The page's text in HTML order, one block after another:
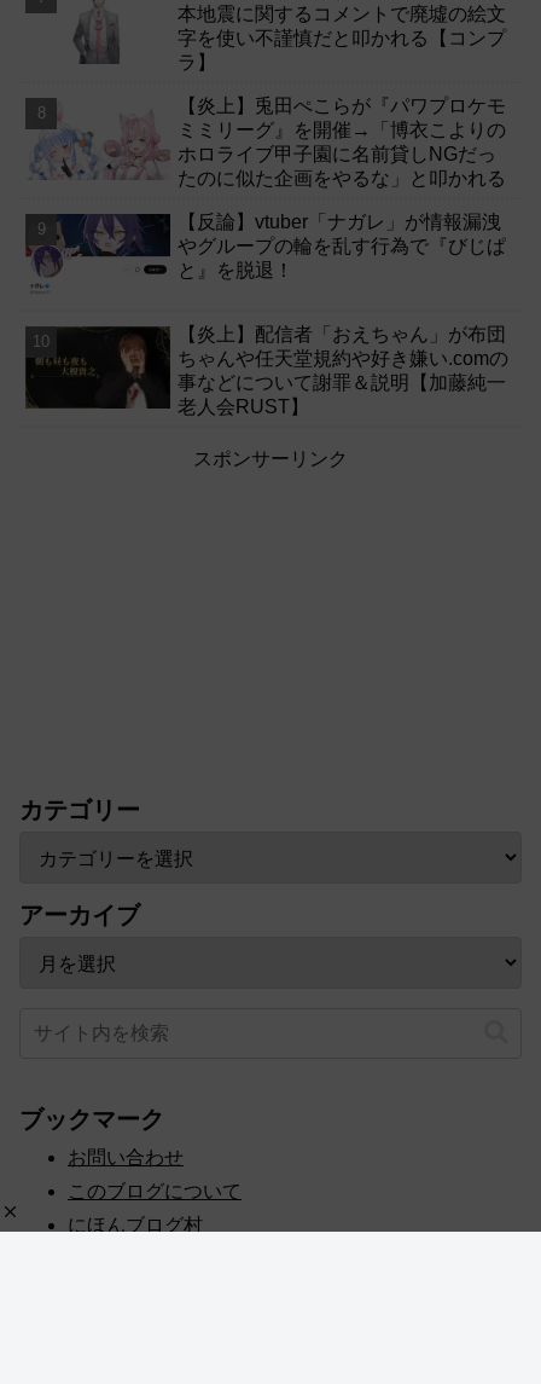
本地震に関するコメントで廃墟の絵文
字を使い不謹慎だと叩かれる【コンプ
ラ】
【炎上】兎田ぺこらが『パワプロケモ
ミミリーグ』を開催→「博衣こよりの
ホロライブ甲子園に名前貸しNGだっ
たのに似た企画をやるな」と叩かれる
【反論】vtuber「ナガレ」が情報漏洩
やグループの輪を乱す行為で『びじぱ
と』を脱退！
【炎上】配信者「おえちゃん」が布団
ちゃんや任天堂規約や好き嫌い.comの
事などについて謝罪＆説明【加藤純一
老人会RUST】
スポンサーリンク
カテゴリー
アーカイブ
ブックマーク
お問い合わせ
このブログについて
にほんブログ村